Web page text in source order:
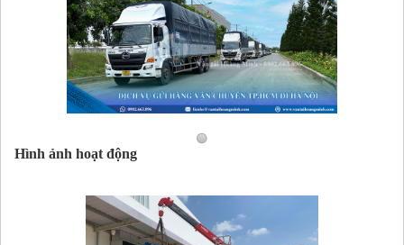
Hình ảnh hoạt động